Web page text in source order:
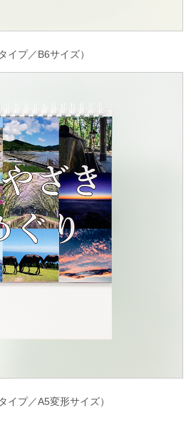
イプ／B6サイズ）
イプ／A5変形サイズ）